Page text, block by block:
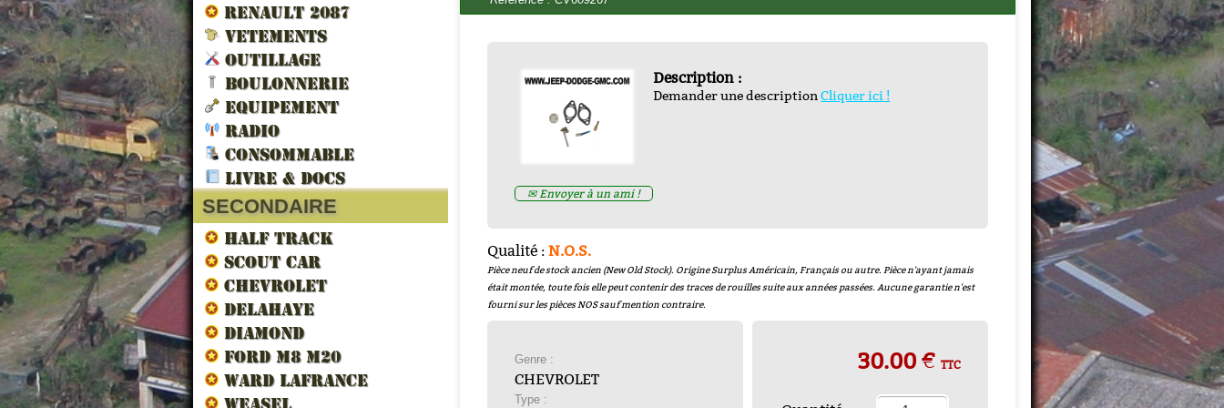
RENAULT 2087
VETEMENTS
OUTILLAGE
BOULONNERIE
EQUIPEMENT
RADIO
CONSOMMABLE
LIVRE & DOCS
SECONDAIRE
HALF TRACK
SCOUT CAR
CHEVROLET
DELAHAYE
DIAMOND
FORD M8 M20
WARD LAFRANCE
WEASEL
✉ Envoyer à un ami !
Description :
Demander une descriptionCliquer ici !
Qualité :N.O.S.
Pièce neuf de stock ancien (New Old Stock). Origine Surplus Américain, Français ou autre. Pièce n'ayant jamais
était montée, toute fois elle peut contenir des traces de rouilles suite aux années passées. Aucune garantie n'est
fourni sur les pièces NOS sauf mention contraire.
Genre :
CHEVROLET
Type :
30.00 €TTC